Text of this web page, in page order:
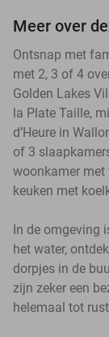
Meer over
Ontsnap met
met 2, 3 of 4
Golden Lakes
la Plate Taille,
d’Heure in
of 3
woonkamer met
keuken met
In de omgeving
het water,
dorpjes in de
zijn zeker een
helemaal tot